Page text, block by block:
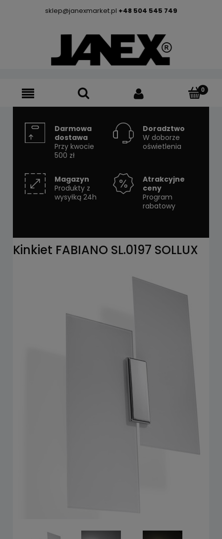
sklep@janexmarket.pl +48 504 545 749
Darmowa
dostawa
Przy kwocie
500 zł
Doradztwo
W doborze
oświetlenia
Magazyn
Produkty z
wysyłką 24h
Atrakcyjne
ceny
Program
rabatowy
Kinkiet FABIANO SL.0197 SOLLUX